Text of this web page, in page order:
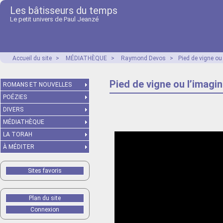
Les bâtisseurs du temps
Le petit univers de Paul Jeanzé
Accueil du site > MÉDIATHÈQUE > Raymond Devos > Pied de vigne
Pied de vigne ou
ROMANS ET NOUVELLES
POÉZIES
DIVERS
MÉDIATHÈQUE
LA TORAH
À MÉDITER
Sites favoris
Plan du site
Connexion